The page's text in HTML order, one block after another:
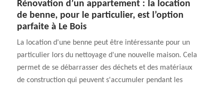
Rénovation d’un appartement : la location
de benne, pour le particulier, est l’option
parfaite à Le Bois
La location d'une benne peut être intéressante pour un
particulier lors du nettoyage d'une nouvelle maison. Cela
permet de se débarrasser des déchets et des matériaux
de construction qui peuvent s'accumuler pendant les